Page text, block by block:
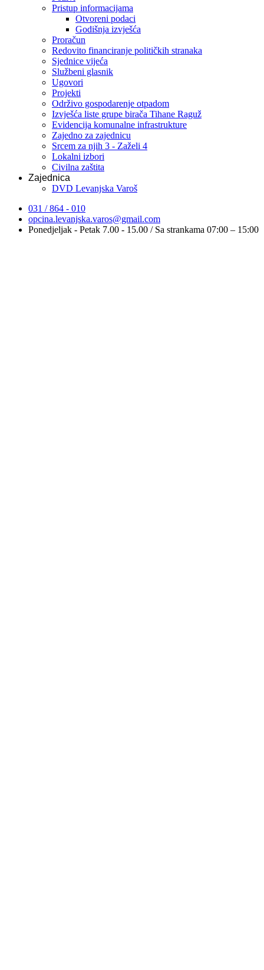
Pristup informacijama
Otvoreni podaci
Godišnja izvješća
Proračun
Redovito financiranje političkih stranaka
Sjednice vijeća
Službeni glasnik
Ugovori
Projekti
Održivo gospodarenje otpadom
Izvješća liste grupe birača Tihane Raguž
Evidencija komunalne infrastrukture
Zajedno za zajednicu
Srcem za njih 3 - Zaželi 4
Lokalni izbori
Civilna zaštita
Zajednica
DVD Levanjska Varoš
031 / 864 - 010
opcina.levanjska.varos@gmail.com
Ponedjeljak - Petak 7.00 - 15.00 / Sa strankama 07:00 – 15:00